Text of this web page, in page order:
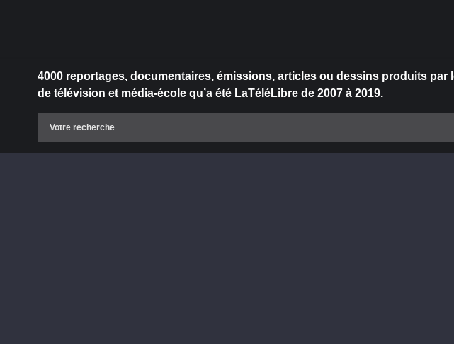
4000 reportages, documentaires, émissions, articles ou dessins produits par
de télévision et média-école qu’a été LaTéléLibre de 2007 à 2019.